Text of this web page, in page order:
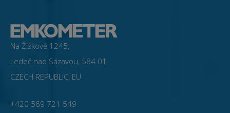
Na Žižkově 1245,
Ledeč nad Sázavou, 584 01
CZECH REPUBLIC, EU
+420 569 721 549